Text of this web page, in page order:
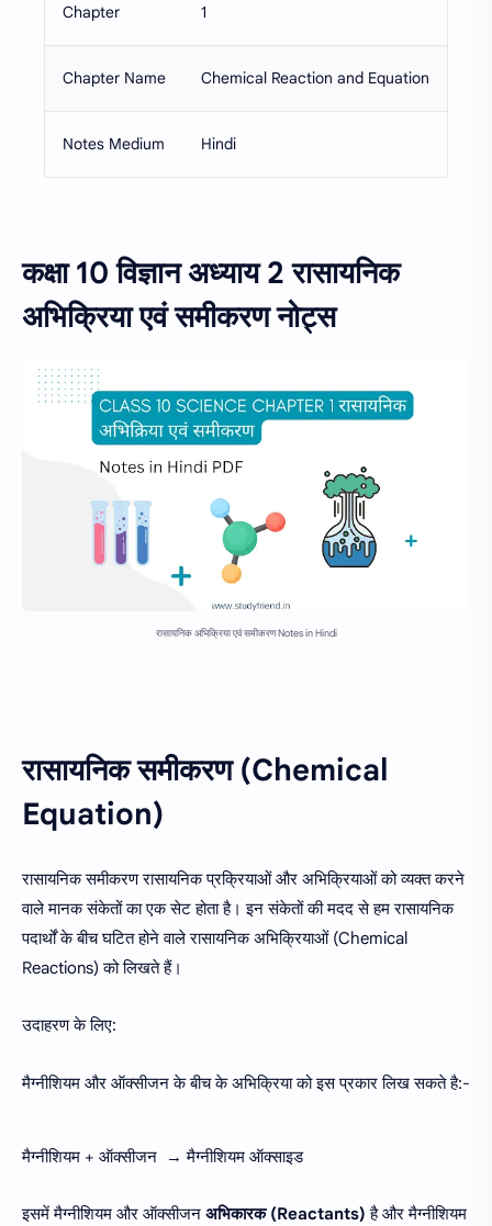
Chapter 1
Chapter Name Chemical Reaction and Equation
Notes Medium Hindi
कक्षा 10 विज्ञान अध्याय 2 रासायनिक
अभिक्रिया एवं समीकरण नोट्स
रासायनिक अभिक्रिया एवं समीकरण Notes in Hindi
रासायनिक समीकरण (Chemical
Equation)
रासायनिक समीकरण रासायनिक प्रक्रियाओं और अभिक्रियाओं को व्यक्त करने
वाले मानक संकेतों का एक सेट होता है। इन संकेतों की मदद से हम रासायनिक
पदार्थों के बीच घटित होने वाले रासायनिक अभिक्रियाओं (Chemical
Reactions) को लिखते हैं।
उदाहरण के लिए:
मैग्नीशियम और ऑक्सीजन के बीच के अभिक्रिया को इस प्रकार लिख सकते है:-
मैग्नीशियम + ऑक्सीजन → मैग्नीशियम ऑक्साइड
इसमें मैग्नीशियम और ऑक्सीजन अभिकारक (Reactants) है और मैग्नीशियम